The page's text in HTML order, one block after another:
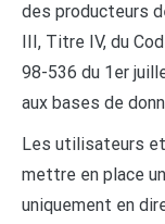
des producteurs
III, Titre IV, du
98-536 du 1er
aux bases de
Les utilisateurs
mettre en place
uniquement en